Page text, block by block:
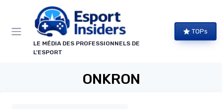
LE MÉDIA DES PROFESSIONNELS DE
L'ESPORT
TOPs
ONKRON
Panneau de gestion des cookies